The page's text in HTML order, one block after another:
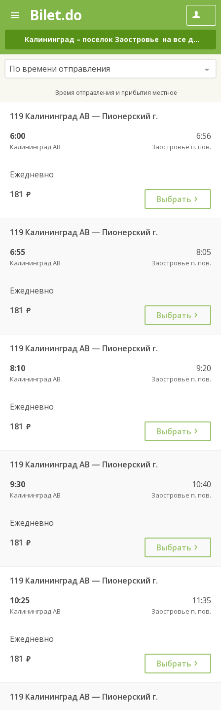
—
Поиск
и
покупка
билетов
на
автобус
онлайн
Bilet.do
Калининград – поселок Заостровье на все дни
По времени отправления
Время отправления и прибытия местное
119 Калининград АВ — Пионерский г.
6:00
Калининград АВ
6:56
Заостровье п. пов.
Ежедневно
181 руб. Выбрать
119 Калининград АВ — Пионерский г.
6:55
Калининград АВ
8:05
Заостровье п. пов.
Ежедневно
181 руб. Выбрать
119 Калининград АВ — Пионерский г.
8:10
Калининград АВ
9:20
Заостровье п. пов.
Ежедневно
181 руб. Выбрать
119 Калининград АВ — Пионерский г.
9:30
Калининград АВ
10:40
Заостровье п. пов.
Ежедневно
181 руб. Выбрать
119 Калининград АВ — Пионерский г.
10:25
Калининград АВ
11:35
Заостровье п. пов.
Ежедневно
181 руб. Выбрать
119 Калининград АВ — Пионерский г.